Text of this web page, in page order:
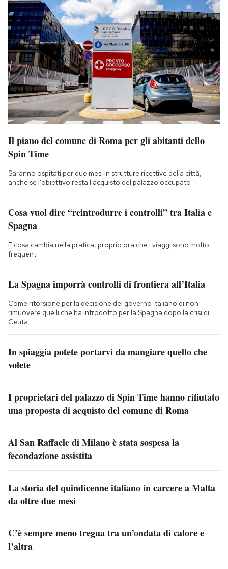
Il piano del comune di Roma per gli abitanti dello
Spin Time
Saranno ospitati per due mesi in strutture ricettive della città,
anche se l'obiettivo resta l'acquisto del palazzo occupato
Cosa vuol dire “reintrodurre i controlli” tra Italia e
Spagna
E cosa cambia nella pratica, proprio ora che i viaggi sono molto
frequenti
La Spagna imporrà controlli di frontiera all’Italia
Come ritorsione per la decisione del governo italiano di non
rimuovere quelli che ha introdotto per la Spagna dopo la crisi di
Ceuta
In spiaggia potete portarvi da mangiare quello che
volete
I proprietari del palazzo di Spin Time hanno rifiutato
una proposta di acquisto del comune di Roma
Al San Raffaele di Milano è stata sospesa la
fecondazione assistita
La storia del quindicenne italiano in carcere a Malta
da oltre due mesi
C’è sempre meno tregua tra un’ondata di calore e
l’altra